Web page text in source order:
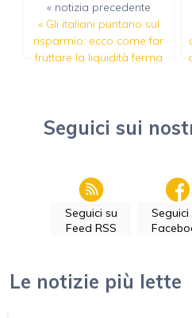
« notizia precedente
« Gli italiani puntano sul
risparmio: ecco come far
fruttare la liquidità ferma
Seguici sui
Seguici su
Feed RSS
Seguici
Le notizie più lette